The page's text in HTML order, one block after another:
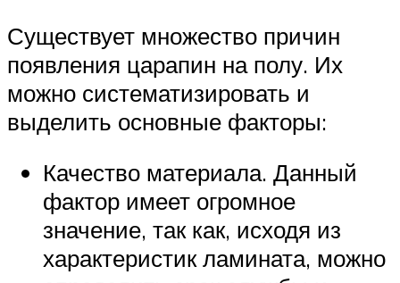
Существует множество причин
появления царапин на полу. Их
можно систематизировать и
выделить основные факторы:
Качество материала. Данный
фактор имеет огромное
значение, так как, исходя из
характеристик ламината, можно